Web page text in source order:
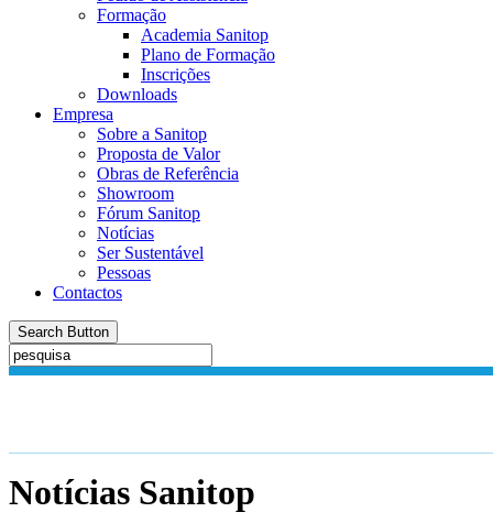
Formação
Academia Sanitop
Plano de Formação
Inscrições
Downloads
Empresa
Sobre a Sanitop
Proposta de Valor
Obras de Referência
Showroom
Fórum Sanitop
Notícias
Ser Sustentável
Pessoas
Contactos
Search Button
Notícias Sanitop